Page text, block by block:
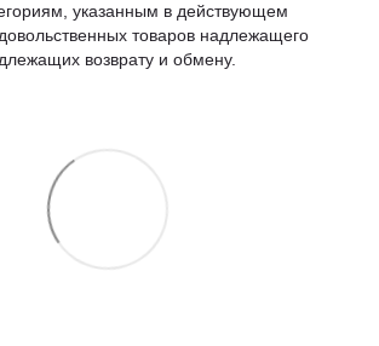
указанным в действующем
товаров надлежащего
возврату и обмену.